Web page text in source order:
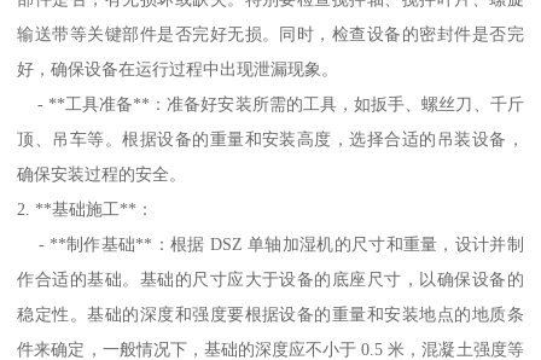
输送带等关键部件是否完好无损。同时，检查设备的密封件是否完
好，确保设备在运行过程中出现泄漏现象。
- **工具准备**：准备好安装所需的工具，如扳手、螺丝刀、千斤
顶、吊车等。根据设备的重量和安装高度，选择合适的吊装设备，
确保安装过程的安全。
2. **基础施工**：
- **制作基础**：根据 DSZ 单轴加湿机的尺寸和重量，设计并制
作合适的基础。基础的尺寸应大于设备的底座尺寸，以确保设备的
稳定性。基础的深度和强度要根据设备的重量和安装地点的地质条
件来确定，一般情况下，基础的深度应不小于 0.5 米，混凝土强度等